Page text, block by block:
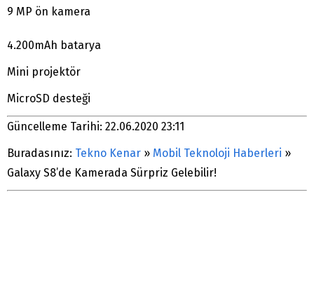
9 MP ön kamera
4.200mAh batarya
Mini projektör
MicroSD desteği
Güncelleme Tarihi: 22.06.2020 23:11
Buradasınız: Tekno Kenar » Mobil Teknoloji Haberleri »
Galaxy S8’de Kamerada Sürpriz Gelebilir!